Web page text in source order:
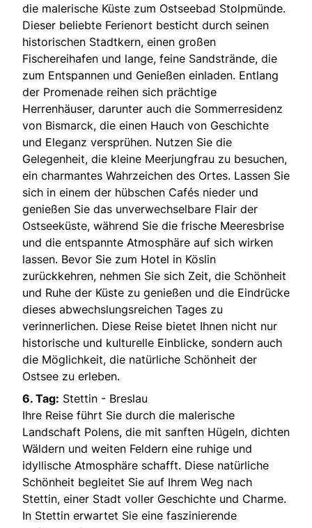
die malerische Küste zum Ostseebad Stolpmünde.
Dieser beliebte Ferienort besticht durch seinen
historischen Stadtkern, einen großen
Fischereihafen und lange, feine Sandstrände, die
zum Entspannen und Genießen einladen. Entlang
der Promenade reihen sich prächtige
Herrenhäuser, darunter auch die Sommerresidenz
von Bismarck, die einen Hauch von Geschichte
und Eleganz versprühen. Nutzen Sie die
Gelegenheit, die kleine Meerjungfrau zu besuchen,
ein charmantes Wahrzeichen des Ortes. Lassen Sie
sich in einem der hübschen Cafés nieder und
genießen Sie das unverwechselbare Flair der
Ostseeküste, während Sie die frische Meeresbrise
und die entspannte Atmosphäre auf sich wirken
lassen. Bevor Sie zum Hotel in Köslin
zurückkehren, nehmen Sie sich Zeit, die Schönheit
und Ruhe der Küste zu genießen und die Eindrücke
dieses abwechslungsreichen Tages zu
verinnerlichen. Diese Reise bietet Ihnen nicht nur
historische und kulturelle Einblicke, sondern auch
die Möglichkeit, die natürliche Schönheit der
Ostsee zu erleben.
6. Tag: Stettin - Breslau
Ihre Reise führt Sie durch die malerische
Landschaft Polens, die mit sanften Hügeln, dichten
Wäldern und weiten Feldern eine ruhige und
idyllische Atmosphäre schafft. Diese natürliche
Schönheit begleitet Sie auf Ihrem Weg nach
Stettin, einer Stadt voller Geschichte und Charme.
In Stettin erwartet Sie eine faszinierende